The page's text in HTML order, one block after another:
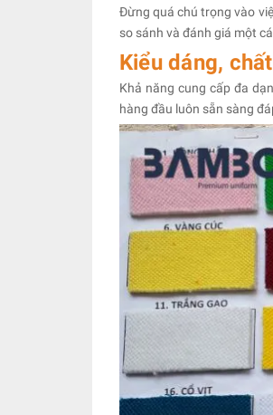
Đừng quá chú trọng vào
so sánh và đánh giá một
Kiểu dáng,
Khả năng cung cấp đa
hàng đầu luôn sẵn sàng